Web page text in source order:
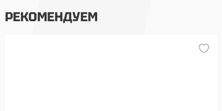
РЕКОМЕНДУЕМ